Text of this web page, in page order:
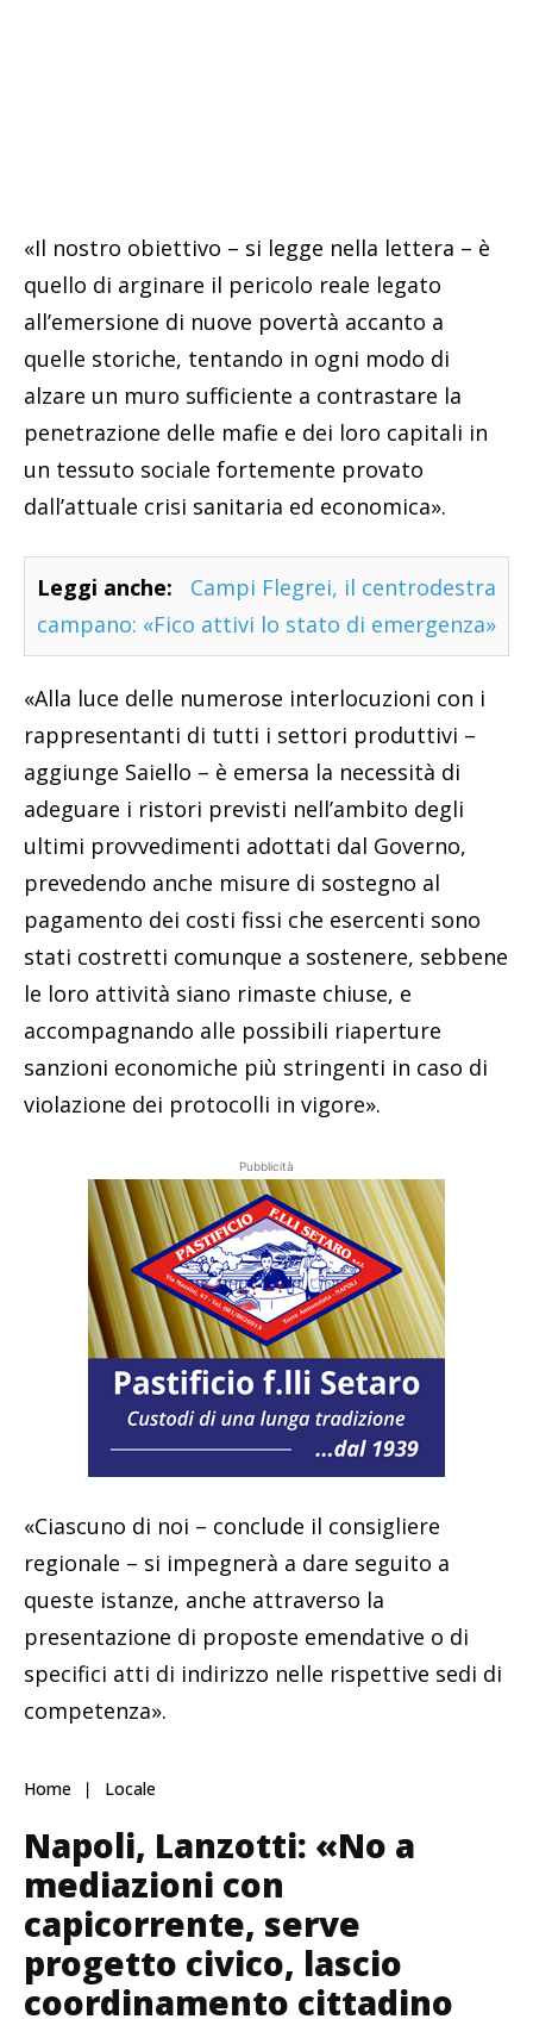
«Il nostro obiettivo – si legge nella lettera – è
quello di arginare il pericolo reale legato
all’emersione di nuove povertà accanto a
quelle storiche, tentando in ogni modo di
alzare un muro sufficiente a contrastare la
penetrazione delle mafie e dei loro capitali in
un tessuto sociale fortemente provato
dall’attuale crisi sanitaria ed economica».
Leggi anche:
Campi Flegrei, il centrodestra
campano: «Fico attivi lo stato di emergenza»
«Alla luce delle numerose interlocuzioni con i
rappresentanti di tutti i settori produttivi –
aggiunge Saiello – è emersa la necessità di
adeguare i ristori previsti nell’ambito degli
ultimi provvedimenti adottati dal Governo,
prevedendo anche misure di sostegno al
pagamento dei costi fissi che esercenti sono
stati costretti comunque a sostenere, sebbene
le loro attività siano rimaste chiuse, e
accompagnando alle possibili riaperture
sanzioni economiche più stringenti in caso di
violazione dei protocolli in vigore».
Pubblicità
«Ciascuno di noi – conclude il consigliere
regionale – si impegnerà a dare seguito a
queste istanze, anche attraverso la
presentazione di proposte emendative o di
specifici atti di indirizzo nelle rispettive sedi di
competenza».
Home Locale
Napoli, Lanzotti: «No a
mediazioni con
capicorrente, serve
progetto civico, lascio
coordinamento cittadino